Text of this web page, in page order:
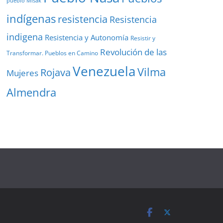
indígenasresistencia Resistencia
indigena Resistencia y Autonomía Resistir y
Transformar. Pueblos en Camino Revolución de las
Mujeres RojavaVenezuelaVilma
Almendra